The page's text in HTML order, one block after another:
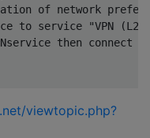
of network
to service
"VPN
then connect
viewtopic.php?